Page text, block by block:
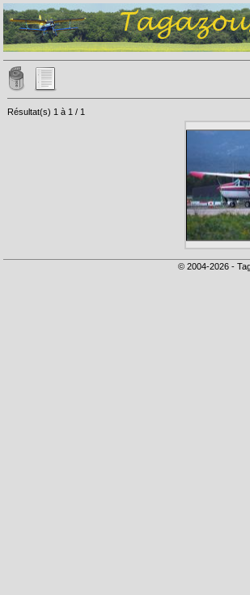
Résultat(s) 1 à 1 / 1
© 2004-2026 -